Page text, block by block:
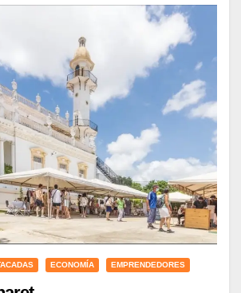
ECONOMÍA EMPRENDEDORES